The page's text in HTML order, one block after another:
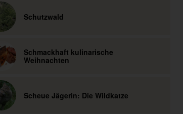
Schutzwald
Schmackhaft kulinarische
Weihnachten
Scheue Jägerin: Die Wildkatze